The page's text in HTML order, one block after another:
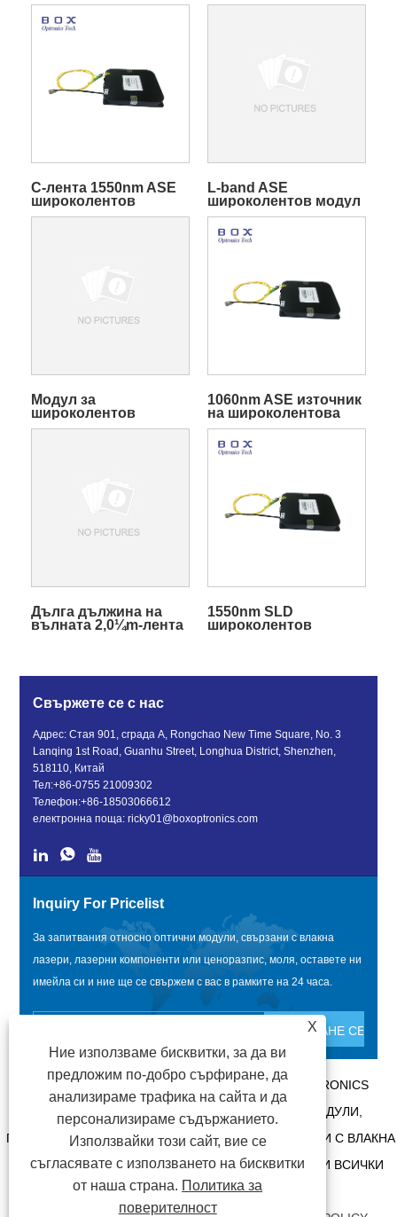
C-лента 1550nm ASE
широколентов
източник на светлина
L-band ASE
широколентов модул
за източник на
светлина за оптичен
сензор
Модул за
широколентов
източник на светлина
1060nm ASE източник
на широколентова
светлина за
производство на FBG
решетка
Дълга дължина на
вълната 2,0¼m-лента
1550nm SLD
широколентов
Свържете се с нас
Адрес: Стая 901, сграда A, Rongchao New Time Square, No. 3
Lanqing 1st Road, Guanhu Street, Longhua District, Shenzhen,
518110, Китай
Тел:+86-0755 21009302
Телефон:+86-18503066612
електронна поща:ricky01@boxoptronics.com
Inquiry For Pricelist
За запитвания относно оптични модули, свързани с влакна
лазери, лазерни компоненти или ценоразпис, моля, оставете ни
имейла си и ние ще се свържем с вас в рамките на 24 часа.
АВТОРСКО ПРАВО @ 2020 SHENZHEN BOX OPTRONICS
TECHNOLOGY CO., LTD. - КИТАЙ ОПТИЧНИ МОДУЛИ,
ПРОИЗВОДИТЕЛИ НА ОПТИЧНИ МОДУЛИ, СВЪРЗАНИ С ВЛАКНА
ЛАЗЕРИ, ДОСТАВЧИЦИ НА ЛАЗЕРНИ КОМПОНЕНТИ ВСИЧКИ
ПРАВА ЗАПАЗЕНИ.
X
Ние използваме бисквитки, за да ви
предложим по-добро сърфиране, да
анализираме трафика на сайта и да
персонализираме съдържанието.
Използвайки този сайт, вие се
съгласявате с използването на бисквитки
от наша страна. Политика за
поверителност